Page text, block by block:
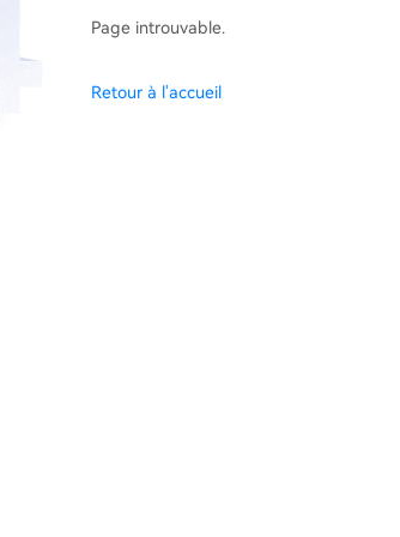
Page introuvable.
Retour à l'accueil